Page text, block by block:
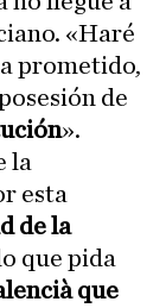
«Haré
prometido,
de
».
la
esta
de la
que pida
que